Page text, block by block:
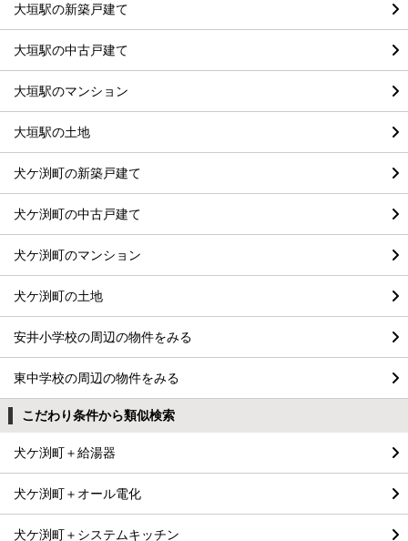
大垣駅の新築戸建て
大垣駅の中古戸建て
大垣駅のマンション
大垣駅の土地
犬ケ渕町の新築戸建て
犬ケ渕町の中古戸建て
犬ケ渕町のマンション
犬ケ渕町の土地
安井小学校の周辺の物件をみる
東中学校の周辺の物件をみる
こだわり条件から類似検索
犬ケ渕町＋給湯器
犬ケ渕町＋オール電化
犬ケ渕町＋システムキッチン